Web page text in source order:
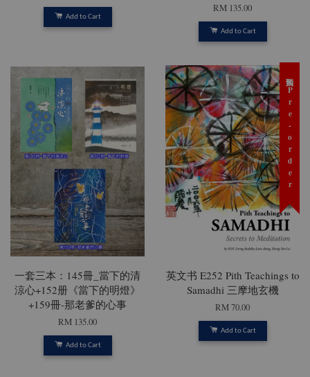
Add to Cart
RM 135.00
Add to Cart
一套三本：145冊_當下的清
涼心+152册《當下的明燈》
+159冊-那老爹的心事
RM 135.00
Add to Cart
预购 Pre-order
英文书 E252 Pith Teachings to
Samadhi 三摩地玄機
RM 70.00
Add to Cart